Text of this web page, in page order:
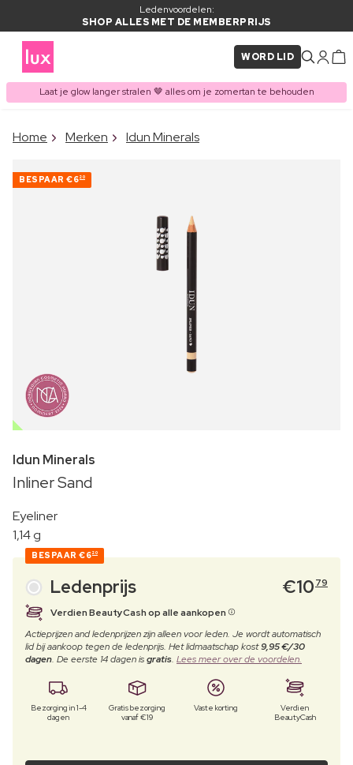
Ledenvoordelen:
SHOP ALLES MET DE MEMBERPRIJS
WORD LID
Laat je glow langer stralen 🤎 alles om je zomertan te behouden
ITEM TOEGEVOEGD AAN
Home Merken Idun Minerals
BESPAAR €620
OUTLET
Idun Minerals
Inliner Sand
Eyeliner
1,14 g
BESPAAR €620
Ledenprijs €10 79
Verdien BeautyCash op alle aankopen
Actieprijzen and ledenprijzen zijn alleen voor leden. Je wordt automatisch
lid bij aankoop tegen de ledenprijs. Het lidmaatschap kost9,95 €/30
dagen. De eerste 14 dagen isgratis. Lees meer over de voordelen.
Bezorging in 1-4
dagen
Gratis bezorging
vanaf €19
Vaste korting
Verdien
BeautyCash